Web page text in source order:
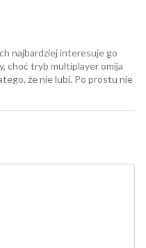
najbardziej interesuje go
choć tryb multiplayer omija
że nie lubi. Po prostu nie